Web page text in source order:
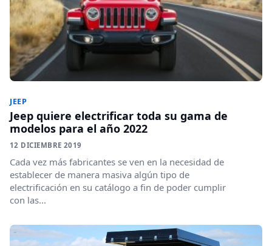
JEEP
Jeep quiere electrificar toda su gama de
modelos para el año 2022
12 DICIEMBRE 2019
Cada vez más fabricantes se ven en la necesidad de
establecer de manera masiva algún tipo de
electrificación en su catálogo a fin de poder cumplir
con las...